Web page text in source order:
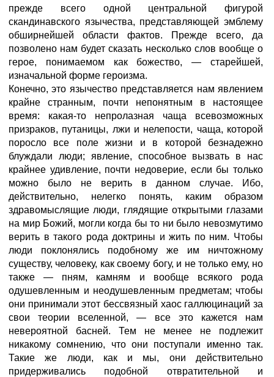
прежде всего одной центральной фигурой
скандинавского язычества, представляющей эмблему
обширнейшей области фактов. Прежде всего, да
позволено нам будет сказать несколько слов вообще о
герое, понимаемом как божество, — старейшей,
изначальной форме героизма.
Конечно, это язычество представляется нам явлением
крайне странным, почти непонятным в настоящее
время: какая-то непролазная чаща всевозможных
призраков, путаницы, лжи и нелепости, чаща, которой
поросло все поле жизни и в которой безнадежно
блуждали люди; явление, способное вызвать в нас
крайнее удивление, почти недоверие, если бы только
можно было не верить в данном случае. Ибо,
действительно, нелегко понять, каким образом
здравомыслящие люди, глядящие открытыми глазами
на мир Божий, могли когда бы то ни было невозмутимо
верить в такого рода доктрины и жить по ним. Чтобы
люди поклонялись подобному же им ничтожному
существу, человеку, как своему богу, и не только ему, но
также — пням, камням и вообще всякого рода
одушевленным и неодушевленным предметам; чтобы
они принимали этот бессвязный хаос галлюцинаций за
свои теории вселенной, — все это кажется нам
невероятной басней. Тем не менее не подлежит
никакому сомнению, что они поступали именно так.
Такие же люди, как и мы, они действительно
придерживались подобной отвратительной и